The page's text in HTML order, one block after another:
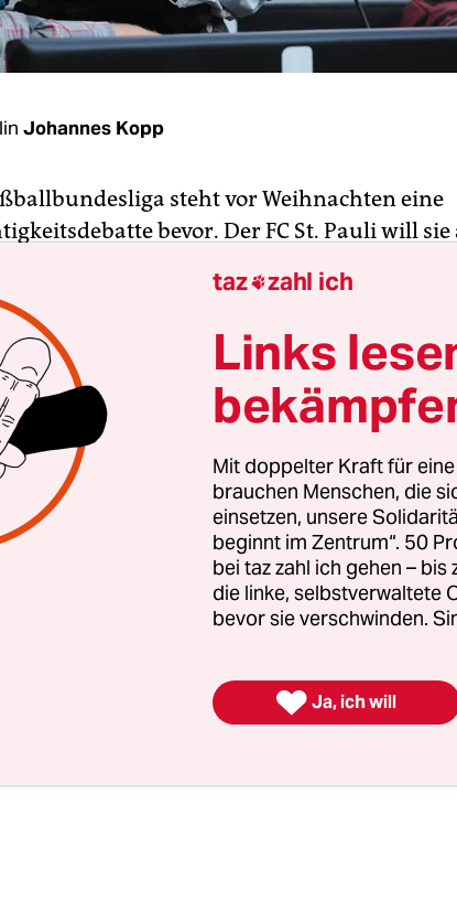
Johannes Kopp
steht vor Weihnachten eine
bevor. Der FC St. Pauli will
auf der Mitgliederversammlung der
Antrag des Zweitligisten verhandelt.
werden in diesem schon jetzt viel
Die zentrale Vermarktung und
und die Aushöhlung der sogenannten
verbietet, ungeachtet der Höhe ihrer
bei Kapitalgesellschaften zu
ihre Profimannschaften
taz zahl ich
Links
Mit doppelter Kraft für
brauchen Menschen, die
einsetzen, unsere
beginnt im Zentrum“. 50
bei taz zahl ich gehen –
die linke, selbstverwaltete
bevor sie verschwinden.
 Ja, ich will